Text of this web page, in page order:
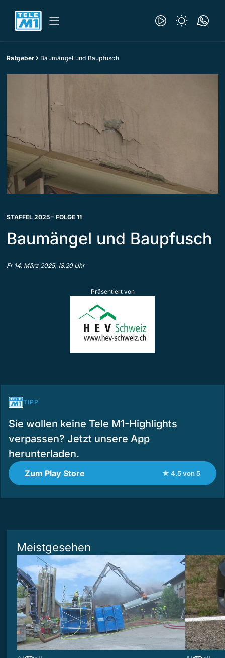
Ratgeber Baumängel und Baupfusch
STAFFEL 2025 – FOLGE 11
Baumängel und Baupfusch
Fr 14. März 2025, 18.20 Uhr
Präsentiert von
TIPP
Sie wollen keine Tele M1-Highlights
verpassen? Jetzt unsere App
herunterladen.
Zum Play Store ★ 4.5 von 5
Meistgesehen